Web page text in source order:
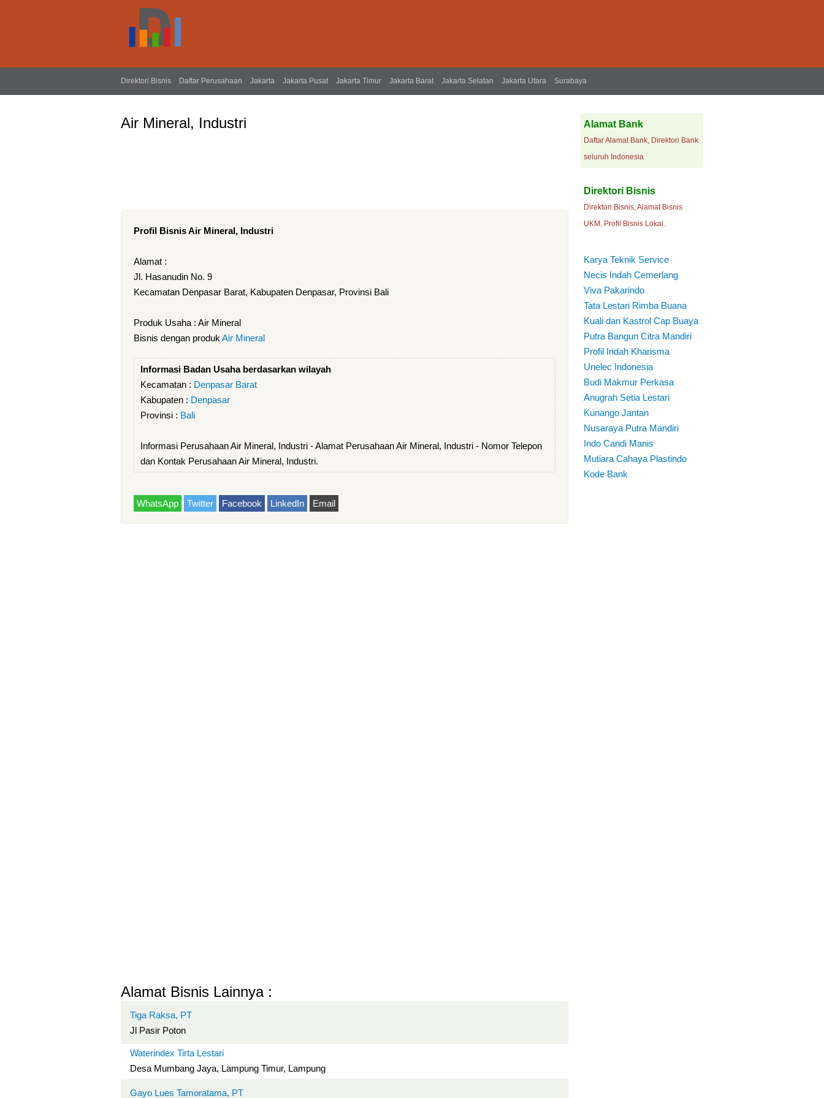
Direktori Bisnis Daftar Perusahaan Jakarta Jakarta Pusat Jakarta Timur Jakarta Barat Jakarta Selatan Jakarta Utara Surabaya
Air Mineral, Industri
Profil Bisnis Air Mineral, Industri
Alamat :
Jl. Hasanudin No. 9
Kecamatan Denpasar Barat, Kabupaten Denpasar, Provinsi Bali
Produk Usaha : Air Mineral
Bisnis dengan produk Air Mineral
Informasi Badan Usaha berdasarkan wilayah
Kecamatan : Denpasar Barat
Kabupaten : Denpasar
Provinsi : Bali
Informasi Perusahaan Air Mineral, Industri - Alamat Perusahaan Air Mineral, Industri - Nomor Telepon
dan Kontak Perusahaan Air Mineral, Industri.
WhatsApp Twitter Facebook LinkedIn Email
Alamat Bisnis Lainnya :
Tiga Raksa, PT
Jl Pasir Poton
Waterindex Tirta Lestari
Desa Mumbang Jaya, Lampung Timur, Lampung
Gayo Lues Tamoratama, PT
Alamat Bank
Daftar Alamat Bank, Direktori Bank
seluruh Indonesia
Direktori Bisnis
Direktori Bisnis, Alamat Bisnis
UKM, Profil Bisnis Lokal.
Karya Teknik Service
Necis Indah Cemerlang
Viva Pakarindo
Tata Lestari Rimba Buana
Kuali dan Kastrol Cap Buaya
Putra Bangun Citra Mandiri
Profil Indah Kharisma
Unelec Indonesia
Budi Makmur Perkasa
Anugrah Setia Lestari
Kunango Jantan
Nusaraya Putra Mandiri
Indo Candi Manis
Mutiara Cahaya Plastindo
Kode Bank